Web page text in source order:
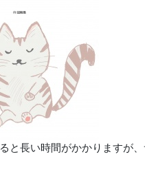
と長い時間がかかりますが